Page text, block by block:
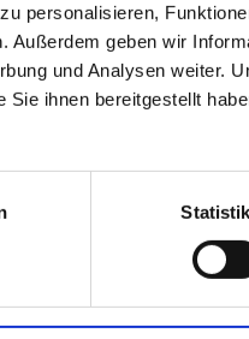
personalisieren,
geben wir
und Analysen weiter.
ihnen bereitgestellt